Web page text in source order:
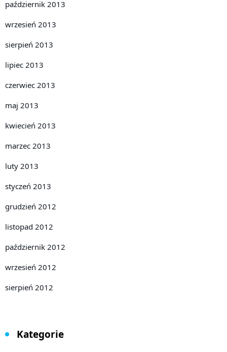
październik 2013
wrzesień 2013
sierpień 2013
lipiec 2013
czerwiec 2013
maj 2013
kwiecień 2013
marzec 2013
luty 2013
styczeń 2013
grudzień 2012
listopad 2012
październik 2012
wrzesień 2012
sierpień 2012
Kategorie